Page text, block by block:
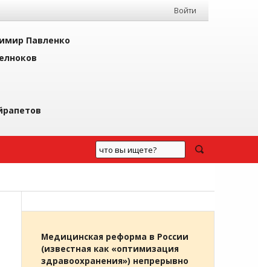
Войти
Павленко
Медицинская реформа в России
(известная как «оптимизация
здравоохранения») непрерывно